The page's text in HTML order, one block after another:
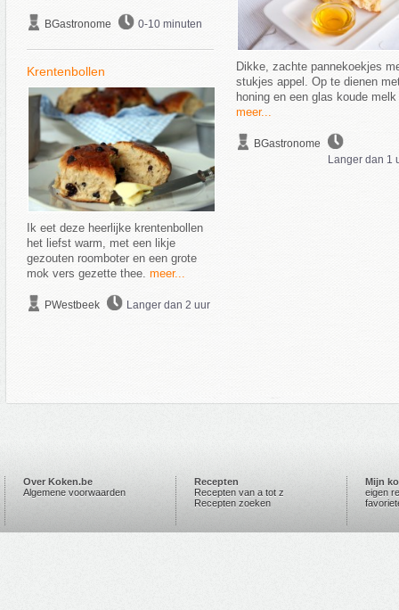
BGastronome 0-10 minuten
Krentenbollen
Ik eet deze heerlijke krentenbollen
het liefst warm, met een likje
gezouten roomboter en een grote
mok vers gezette thee. meer...
PWestbeek Langer dan 2 uur
Dikke, zachte pannekoekjes
stukjes appel. Op te dienen
honing en een glas koude melk
meer...
BGastronome
Langer dan 1
Over Koken.be
Algemene voorwaarden
Recepten
Recepten van a tot z
Recepten zoeken
Mijn
eigen